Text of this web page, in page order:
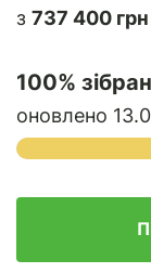
з 737 400 грн
100%
оновлено